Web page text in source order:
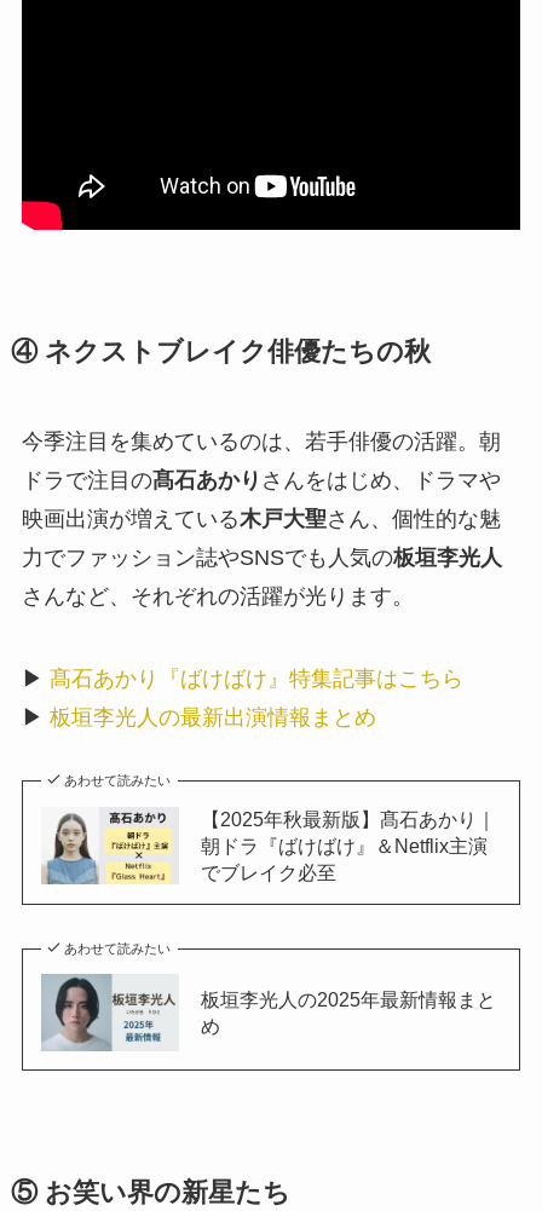
④ ネクストブレイク俳優たちの秋
今季注目を集めているのは、若手俳優の活躍。朝
ドラで注目の髙石あかり さんをはじめ、ドラマや
映画出演が増えている木戸大聖さん、個性的な魅
力でファッション誌やSNSでも人気の板垣李光人
さんなど、それぞれの活躍が光ります。
▶︎ 髙石あかり『ばけばけ』特集記事はこちら
▶︎ 板垣李光人の最新出演情報まとめ
あわせて読みたい
【2025年秋最新版】髙石あかり｜
朝ドラ『ばけばけ』＆Netflix主演
でブレイク必至
あわせて読みたい
板垣李光人の2025年最新情報まと
め
⑤ お笑い界の新星たち